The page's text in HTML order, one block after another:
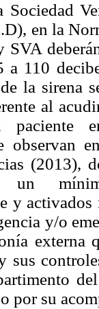
en la
SVA
a 110
la sirena
al
paciente
observan
(2013),
un
y
y/o
externa
sus
por su